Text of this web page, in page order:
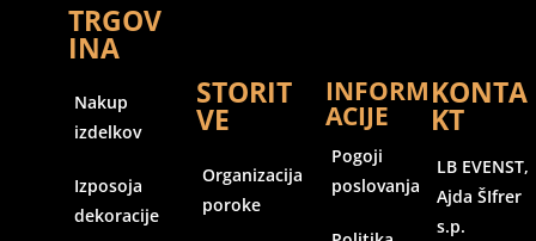
TRGOV
INA
Nakup
izdelkov
Izposoja
dekoracije
STORIT
VE
Organizacija
poroke
INFORM
ACIJE
Pogoji
poslovanja
KONTA
KT
LB EVENST,
Ajda ŠIfrer
s.p.